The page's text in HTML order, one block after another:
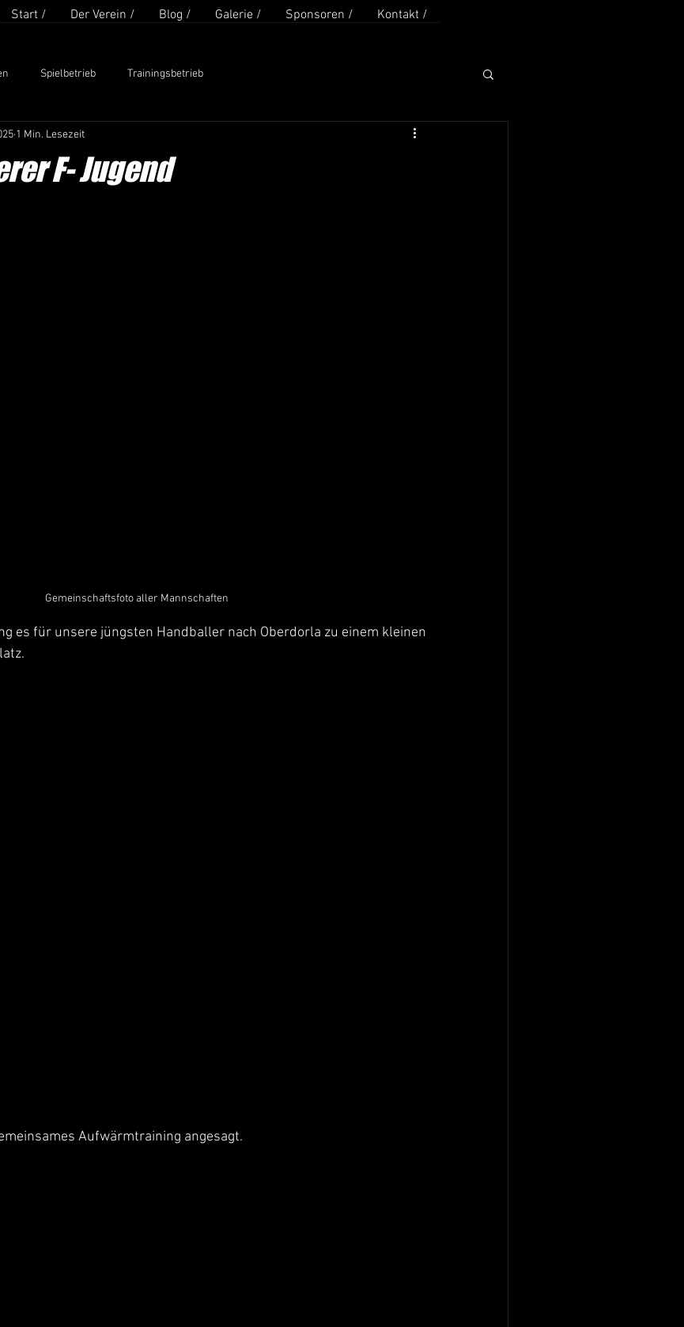
Start / Der Verein / Blog / Galerie / Sponsoren / Kontakt /
Spielbetrieb Trainingsbetrieb
F- Jugend
1 Min. Lesezeit
Gemeinschaftsfoto aller Mannschaften
es für unsere jüngsten Handballer nach Oberdorla zu einem kleinen
Aufwärmtraining angesagt.